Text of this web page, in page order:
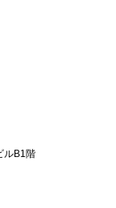
ルB1階